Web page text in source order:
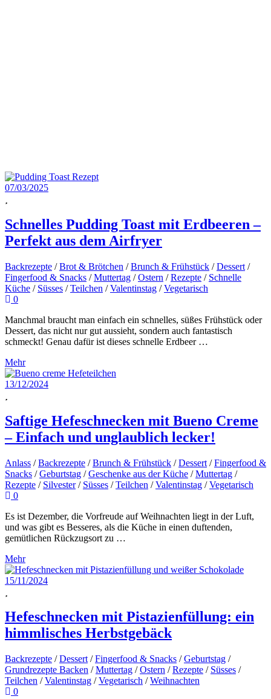
07/03/2025
Schnelles Pudding Toast mit Erdbeeren –
Perfekt aus dem Airfryer
Backrezepte /Brot & Brötchen /Brunch & Frühstück /Dessert /
Fingerfood & Snacks /Muttertag /Ostern /Rezepte / Schnelle
Küche / Süsses /Teilchen /Valentinstag /Vegetarisch
0
Manchmal braucht man einfach ein schnelles, süßes Frühstück oder
Dessert, das nicht nur gut aussieht, sondern auch fantastisch
schmeckt! Genau dafür ist dieses schnelle Erdbeer …
Mehr
13/12/2024
Saftige Hefeschnecken mit Bueno Creme
– Einfach und unglaublich lecker!
Anlass /Backrezepte /Brunch & Frühstück /Dessert /Fingerfood &
Snacks /Geburtstag /Geschenke aus der Küche /Muttertag /
Rezepte / Silvester/ Süsses /Teilchen /Valentinstag /Vegetarisch
0
Es ist Dezember, die Vorfreude auf Weihnachten liegt in der Luft,
und was gibt es Besseres, als die Küche in einen duftenden,
gemütlichen Rückzugsort zu …
Mehr
15/11/2024
Hefeschnecken mit Pistazienfüllung: ein
himmlisches Herbstgebäck
Backrezepte /Dessert /Fingerfood & Snacks /Geburtstag /
Grundrezepte Backen /Muttertag /Ostern /Rezepte / Süsses /
Teilchen /Valentinstag /Vegetarisch /Weihnachten
0